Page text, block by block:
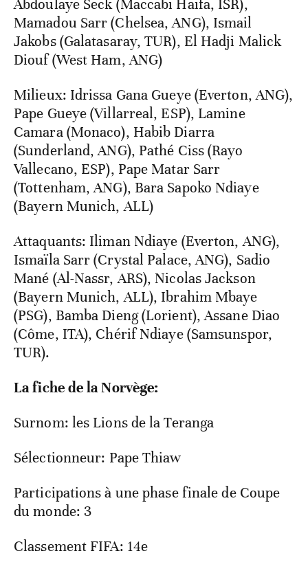
Abdoulaye Seck (Maccabi Haïfa, ISR),
Mamadou Sarr (Chelsea, ANG), Ismail
Jakobs (Galatasaray, TUR), El Hadji Malick
Diouf (West Ham, ANG)
Milieux: Idrissa Gana Gueye (Everton, ANG),
Pape Gueye (Villarreal, ESP), Lamine
Camara (Monaco), Habib Diarra
(Sunderland, ANG), Pathé Ciss (Rayo
Vallecano, ESP), Pape Matar Sarr
(Tottenham, ANG), Bara Sapoko Ndiaye
(Bayern Munich, ALL)
Attaquants: Iliman Ndiaye (Everton, ANG),
Ismaïla Sarr (Crystal Palace, ANG), Sadio
Mané (Al-Nassr, ARS), Nicolas Jackson
(Bayern Munich, ALL), Ibrahim Mbaye
(PSG), Bamba Dieng (Lorient), Assane Diao
(Côme, ITA), Chérif Ndiaye (Samsunspor,
TUR).
La fiche de la Norvège:
Surnom: les Lions de la Teranga
Sélectionneur: Pape Thiaw
Participations à une phase finale de Coupe
du monde: 3
Classement FIFA: 14e